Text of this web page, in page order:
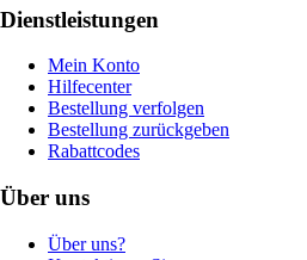
Dienstleistungen
Mein Konto
Hilfecenter
Bestellung verfolgen
Bestellung zurückgeben
Rabattcodes
Über uns
Über uns?